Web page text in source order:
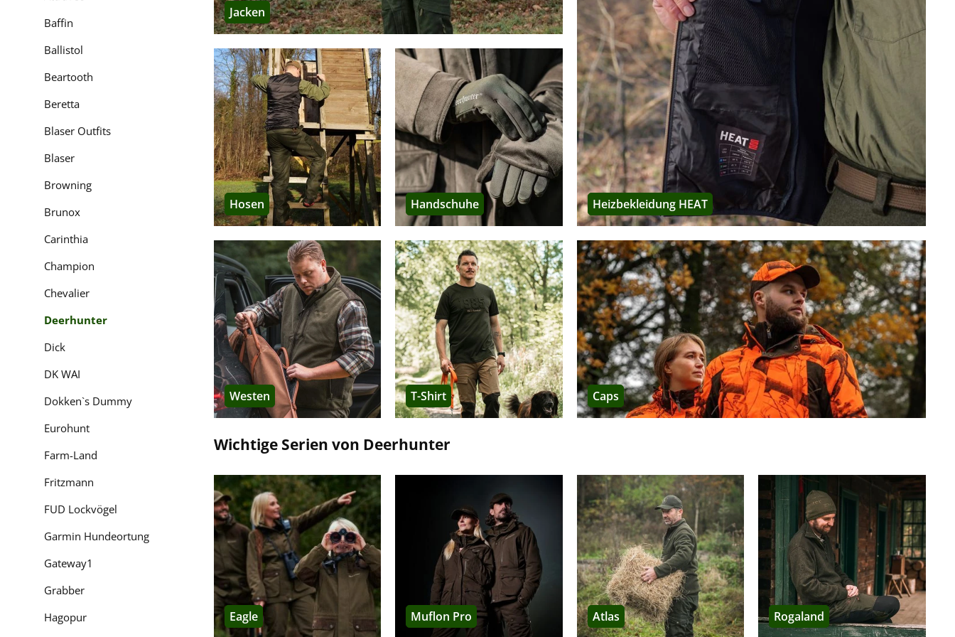
Baffin
Ballistol
Beartooth
Beretta
Blaser Outfits
Blaser
Browning
Brunox
Carinthia
Champion
Chevalier
Deerhunter
Dick
DK WAI
Dokken`s Dummy
Eurohunt
Farm-Land
Fritzmann
FUD Lockvögel
Garmin Hundeortung
Gateway1
Grabber
Hagopur
Auf der Jagd oder in der Natur zu sein, sich zu bewegen, Wild aufzuspüren, unwegsames Gelände zu durchdringen: All dies erfordert eine
funktionelle Bekleidung, die winddicht, wasserabweisend und atmungsaktiv ist und zu den Bewegungsweisen des Körpers optimal passt.
Deerhunter fertigt Funktionsbekleidung für Jäger und Naturliebhaber nach neuesten Technologiestandards, um ihre Eigenschaften in Bezug auf das
Klima, den Verschleiß und den Einsatzzweck fortlaufend zu verbessern. Die wichtigsten Serien sind:
Deerhunter Heat
DieHEAT-Serieumfasst beheizte Jacken, Hosen, Westen, Unterwäsche und Accessoires. Mit einer Powerbank wird mittels integrierter Heizelemente
über mehrere Stunden Wärme erzeugt. Ideal für sehr kalte Wintertage und lange Ansitznächte, leichte Bekleidungsschichten oder stark wechselnde
körperliche Aktivität.
Deerhunter Eagle
optimal für die Drückjagd ausgestattet ist.
Muflon Pro
Für den tiefen Winter gibt es die Serie Muflon Pro
. Das sind sehr dicke Winterjacken und -Hosen, die auch bei Schneefall, kaltem Wind und frostigen
Temperaturen Schutz vor der Witterung bieten.
Rogaland
DieRogaland-Serie umfasst Softshelljacken für Damen, Herren und Kinder. Sie sind einfarbig oder mit Signalfarben gestaltet und mit ihren vielen
Taschen optimal für das Revier bei wechselhaftem Wetter.
Deerhunter Atlas
Revieralltag ausgelegt sind, und lange Kleidungsstücke, die dadurch Schutz vor Insekten oder im leichten Unterholz bieten.
Deerhunter 37.5
Kleidung mit37.5-Technologieist für die aktive Jagd und höhere Temperaturen ausgelegt. Der Stoff ist besonders schnelltrocknend und
feuchtigkeitstransportierend, wodurch ein besseres Körperklima erreicht wird - wichtig, wenn etwa einem schweißtreibenden Anstieg eine
Ruhephase folgt, und eine nasse Basisschicht ansonsten das Erkältungsrisiko erhöht oder den Tragekomfort stark mindert.
FAQ
Jacken
Hosen Handschuhe Heizbekleidung HEAT
Westen T-Shirt Caps
Wichtige Serien von Deerhunter
Eagle Muflon Pro Atlas Rogaland